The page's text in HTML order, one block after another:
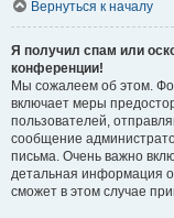
Вернуться к началу
Я получил спам или
конференции!
Мы сожалеем об этом.
включает меры
пользователей,
сообщение
письма. Очень важно
детальная информация
сможет в этом случае